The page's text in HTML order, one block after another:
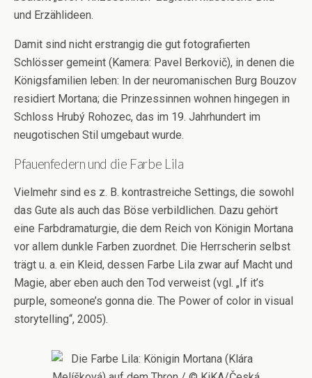
und Erzählideen.
Damit sind nicht erstrangig die gut fotografierten
Schlösser gemeint (Kamera: Pavel Berkovič), in denen die
Königsfamilien leben: In der neuromanischen Burg Bouzov
residiert Mortana; die Prinzessinnen wohnen hingegen in
Schloss Hrubý Rohozec, das im 19. Jahrhundert im
neugotischen Stil umgebaut wurde.
Pfauenfedern und die Farbe Lila
Vielmehr sind es z. B. kontrastreiche Settings, die sowohl
das Gute als auch das Böse verbildlichen. Dazu gehört
eine Farbdramaturgie, die dem Reich von Königin Mortana
vor allem dunkle Farben zuordnet. Die Herrscherin selbst
trägt u. a. ein Kleid, dessen Farbe Lila zwar auf Macht und
Magie, aber eben auch den Tod verweist (vgl. „If it’s
purple, someone’s gonna die. The Power of color in visual
storytelling“, 2005).